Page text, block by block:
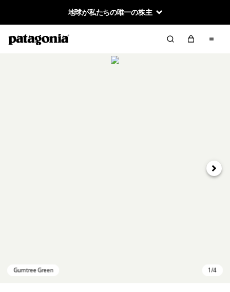
地球が私たちの唯一の株主
次へ